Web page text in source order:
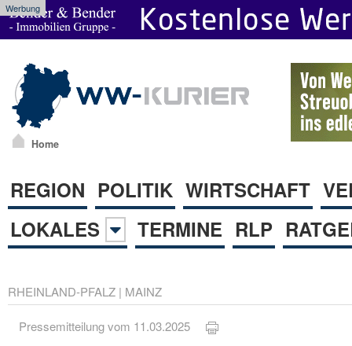
Werbung
Home
REGION POLITIK WIRTSCHAFT
LOKALES
TERMINE RLP
RHEINLAND-PFALZ | MAINZ
Pressemitteilung vom 11.03.2025